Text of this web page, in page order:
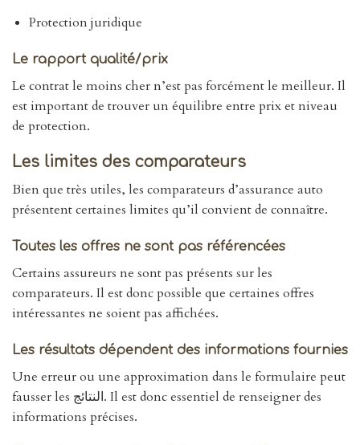
Protection juridique
Le rapport qualité/prix
Le contrat le moins cher n’est pas forcément le meilleur. Il
est important de trouver un équilibre entre prix et niveau
de protection.
Les limites des comparateurs
Bien que très utiles, les comparateurs d’assurance auto
présentent certaines limites qu’il convient de connaître.
Toutes les offres ne sont pas référencées
Certains assureurs ne sont pas présents sur les
comparateurs. Il est donc possible que certaines offres
intéressantes ne soient pas affichées.
Les résultats dépendent des informations fournies
Une erreur ou une approximation dans le formulaire peut
fausser les النتائج. Il est donc essentiel de renseigner des
informations précises.